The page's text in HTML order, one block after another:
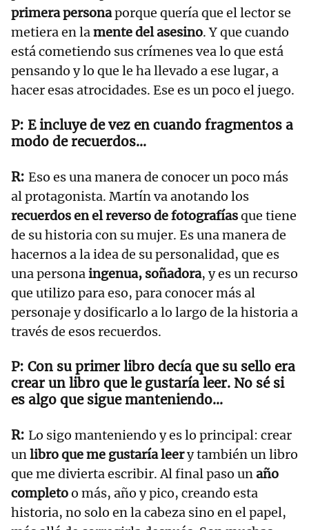
primera personaporque quería que el lector se
metiera en lamente del asesino. Y que cuando
está cometiendo sus crímenes vea lo que está
pensando y lo que le ha llevado a ese lugar, a
hacer esas atrocidades. Ese es un poco el juego.
E incluye de vez en cuando fragmentos a
modo de recuerdos...
Eso es una manera de conocer un poco más
al protagonista. Martín va anotando los
recuerdos en el reverso de fotografíasque tiene
de su historia con su mujer. Es una manera de
hacernos a la idea de su personalidad, que es
una personaingenua, soñadora, y es un recurso
que utilizo para eso, para conocer más al
personaje y dosificarlo a lo largo de la historia a
través de esos recuerdos.
Con su primer libro decía que su sello era
crear un libro que le gustaría leer. No sé si
es algo que sigue manteniendo...
Lo sigo manteniendo y es lo principal: crear
unlibro que me gustaría leery también un libro
que me divierta escribir. Al final paso unaño
completoo más, año y pico, creando esta
historia, no solo en la cabeza sino en el papel,